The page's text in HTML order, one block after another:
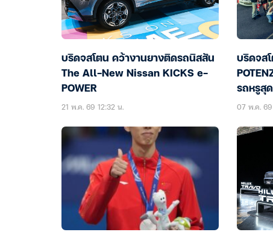
บริดจสโตน คว้างานยางติดรถนิสสัน
The All-New Nissan KICKS e-
POWER
21 พ.ค. 69 12:32 น.
บริดจส
รถหรูสุ
07 พ.ค.